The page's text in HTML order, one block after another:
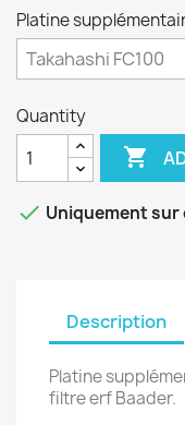
Platine
Quantity

 Uniquement sur
Description
Platine
filtre erf Baader.